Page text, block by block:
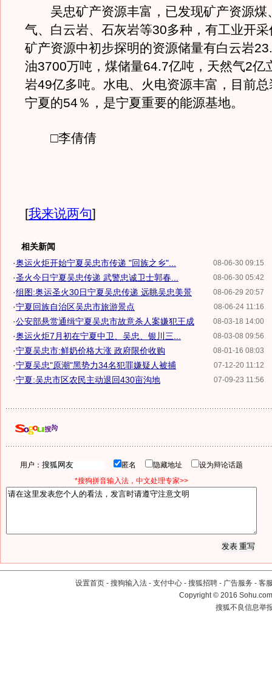
吴忠矿产资源丰富，已发现矿产资源煤
气、白云岩、石灰岩等30多种，有工业开
矿产资源中初步探明的资源储量有白云岩
油3700万吨，煤储量64.7亿吨，天然气2亿
岩49亿多吨。水电、火电资源丰富，目前
宁夏的54％，是宁夏重要的能源基地。
□李倩倩
[我来说两句]
相关新闻
08-06-30 09:15
·奥运火炬开始宁夏吴忠市传递 "回族之乡"...
08-06-30 05:42
·圣火今日宁夏吴忠传递 武警忠诚卫士郭春...
08-06-29 20:57
·组图:奥运圣火30日宁夏吴忠传递 远眺吴忠美景
08-06-24 11:16
·宁夏回族自治区吴忠市旅游景点
08-03-18 14:00
·公安部悬赏通缉宁夏吴忠市故意杀人案嫌犯王成
08-03-08 09:56
·奥运火炬7月初在宁夏中卫、吴忠、银川三...
08-01-16 08:03
·宁夏吴忠市:鲜奶价格大涨 政府限价收购
07-12-20 11:12
·宁夏吴忠"原潮"黑势力34名犯罪嫌疑人被捕
07-09-23 11:56
·宁夏:吴忠市区农民主动退回430亩沟地
用户： 匿名 隐藏地址
设为辩论话题
*搜狗拼音输入法，中文处理专家>>
设置首页 - 搜狗输入法 - 支付中心 - 搜狐招聘 - 广告服务 - 客
Copyright©2016
搜狐不良信息举